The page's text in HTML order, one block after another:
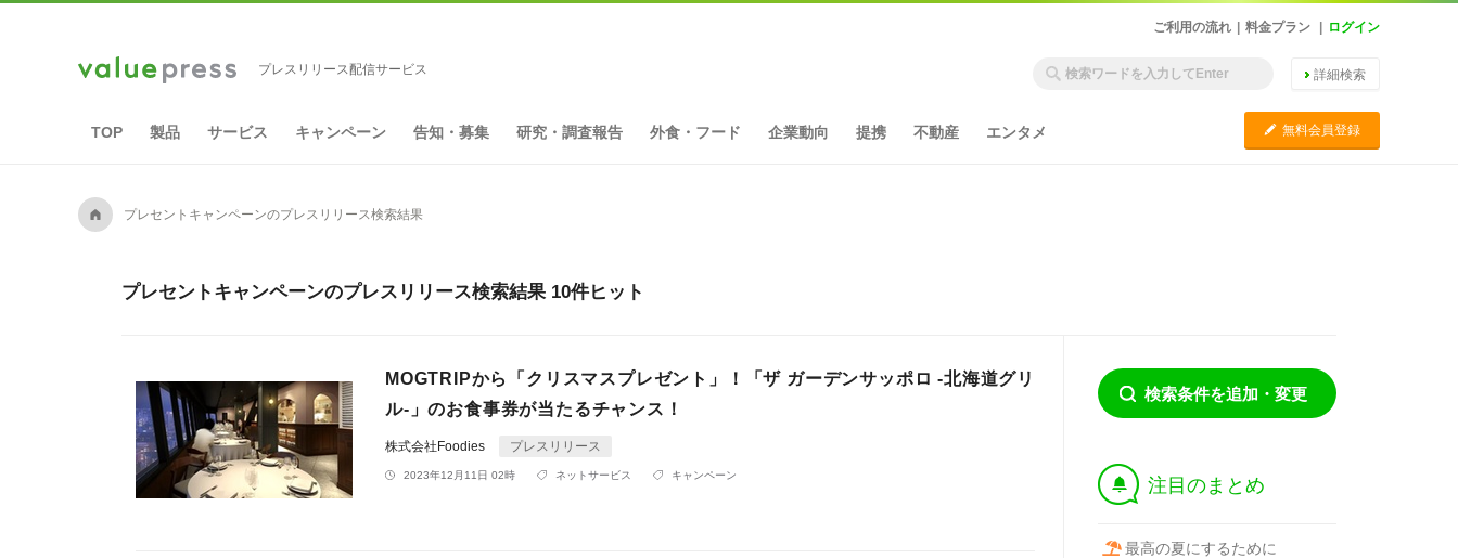
ご利用の流れ 料金プラン ログイン
プレスリリース配信サービス 詳細検索
TOP 製品 サービス キャンペーン 告知・募集 研究・調査報告 外食・フード 企業動向 提携 不動産 エンタメ C 無料会員登録
A プレセントキャンペーンのプレスリリース検索結果
プレセントキャンペーンのプレスリリース検索結果 10件ヒット
MOGTRIPから「クリスマスプレゼント」！「ザ ガーデンサッポロ -北海道グリ
ル-」のお食事券が当たるチャンス！
株式会社Foodies プレスリリース
2023年12月11日 02時 ネットサービス キャンペーン
検索条件を追加・変更
† 注目のまとめ
最高の夏にするために